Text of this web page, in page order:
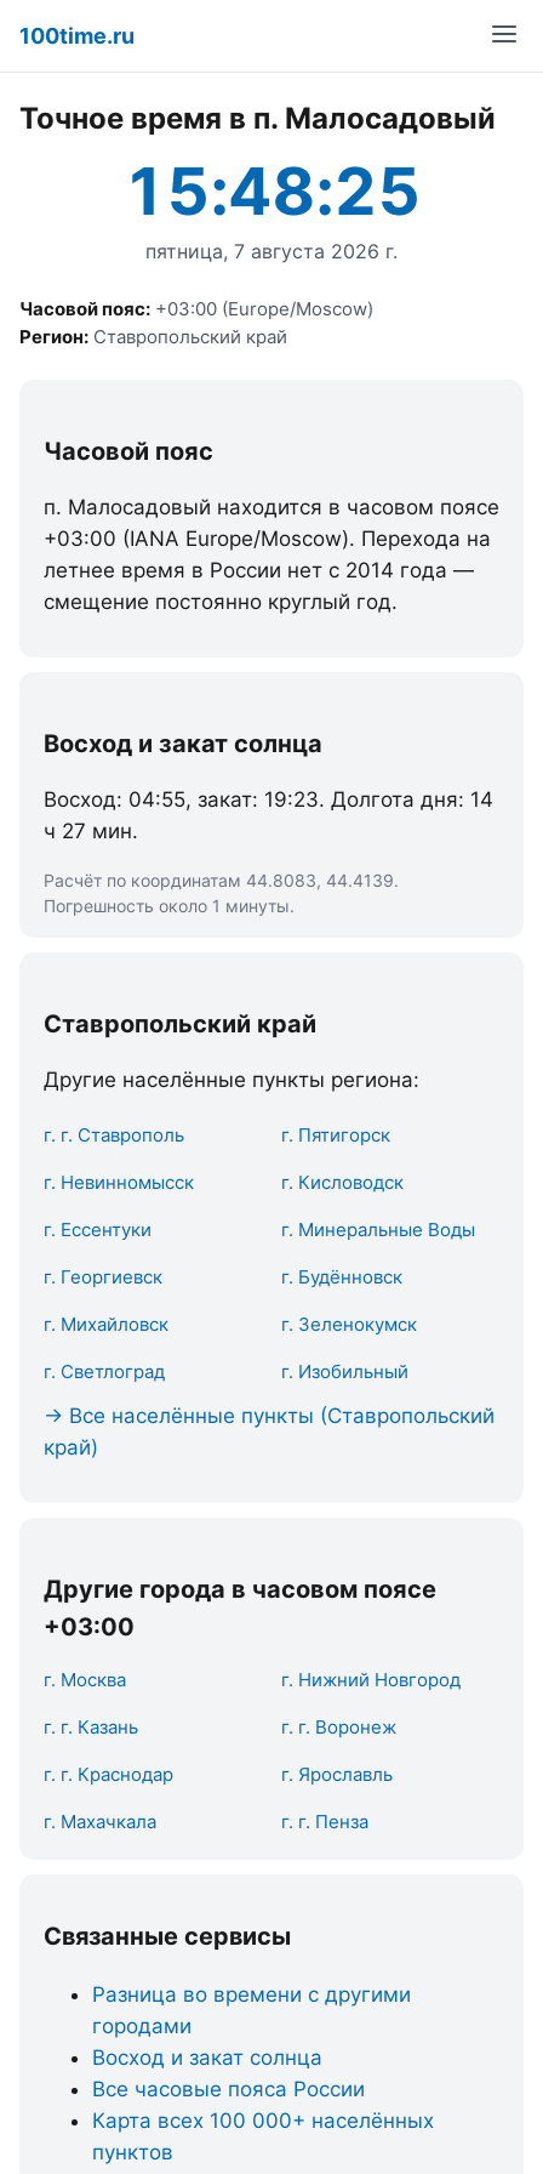
100time.ru
Точное время в п. Малосадовый
15:48:25
пятница, 7 августа 2026 г.
Часовой пояс: +03:00 (Europe/Moscow)
Регион: Ставропольский край
Часовой пояс
п. Малосадовый находится в часовом поясе
+03:00 (IANA Europe/Moscow). Перехода на
летнее время в России нет с 2014 года —
смещение постоянно круглый год.
Восход и закат солнца
Восход: 04:55, закат: 19:23. Долгота дня: 14
ч 27 мин.
Расчёт по координатам 44.8083, 44.4139.
Погрешность около 1 минуты.
Ставропольский край
Другие населённые пункты региона:
г. г. Ставрополь г. Пятигорск
г. Невинномысск г. Кисловодск
г. Ессентуки г. Минеральные Воды
г. Георгиевск г. Будённовск
г. Михайловск г. Зеленокумск
г. Светлоград г. Изобильный
→ Все населённые пункты (Ставропольский
край)
Другие города в часовом поясе
+03:00
г. Москва г. Нижний Новгород
г. г. Казань г. г. Воронеж
г. г. Краснодар г. Ярославль
г. Махачкала г. г. Пенза
Связанные сервисы
Разница во времени с другими
городами
Восход и закат солнца
Все часовые пояса России
Карта всех 100 000+ населённых
пунктов